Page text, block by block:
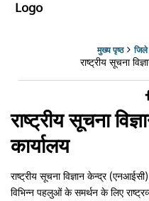
मुख्य पृष्ठ जिले
राष्ट्रीय सूचना
राष्ट्रीय सूचना
कार्यालय
राष्ट्रीय सूचना विज्ञान केन्द्र
विभिन्न पहलुओं के समर्थन के लिए